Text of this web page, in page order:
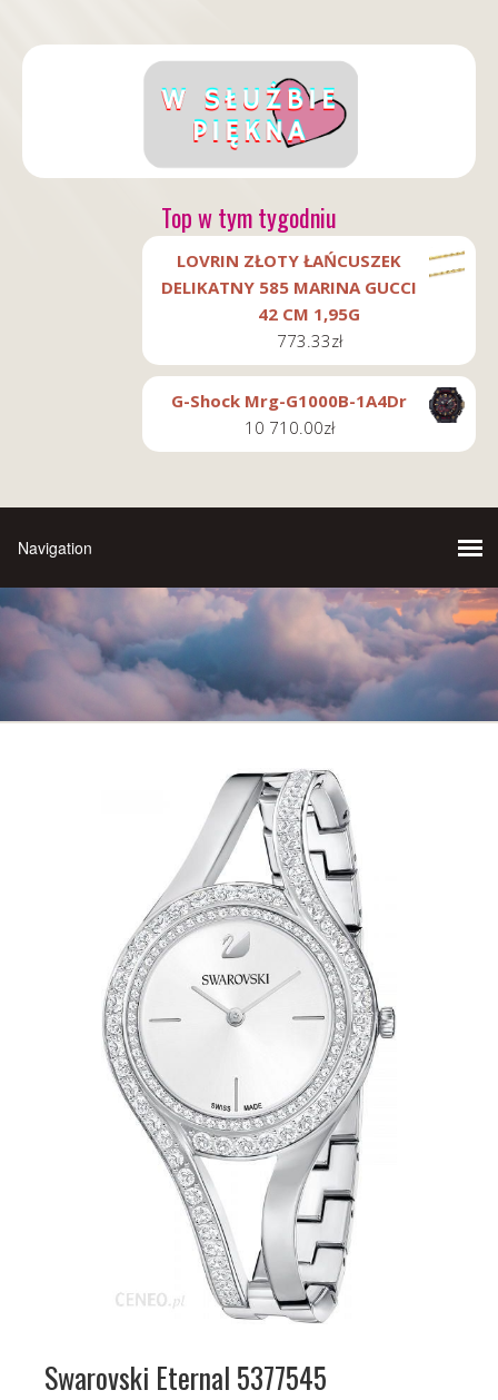
Top w tym tygodniu
LOVRIN ZŁOTY ŁAŃCUSZEK
DELIKATNY 585 MARINA GUCCI
42 CM 1,95G
773.33zł
G-Shock Mrg-G1000B-1A4Dr
10 710.00zł
Swarovski Eternal 5377545